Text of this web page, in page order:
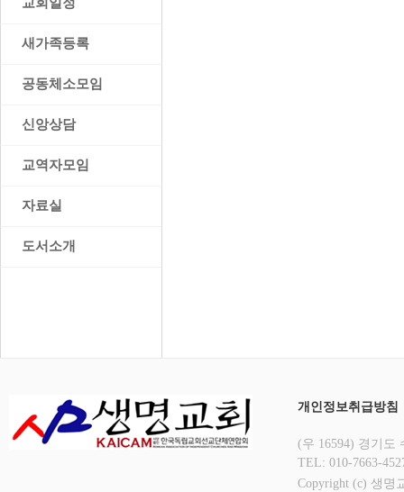
새가족등록
공동체소모임
신앙상담
교역자모임
자료실
도서소개
개인정보취급방침
(우 16594) 경기도
TEL: 010-7663-
Copyright (c) 생명